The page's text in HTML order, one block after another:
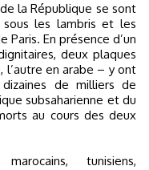
sous les lambris et les
En présence d’un
deux plaques
l’autre en arabe – y ont
de milliers de
subsaharienne et du
au cours des deux
tunisiens,